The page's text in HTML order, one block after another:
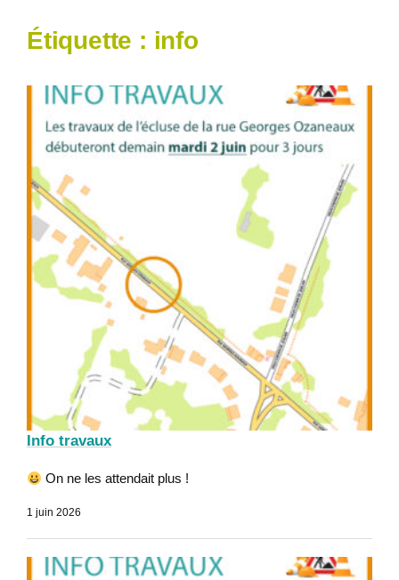
Étiquette : info
Info travaux
On ne les attendait plus !
1 juin 2026